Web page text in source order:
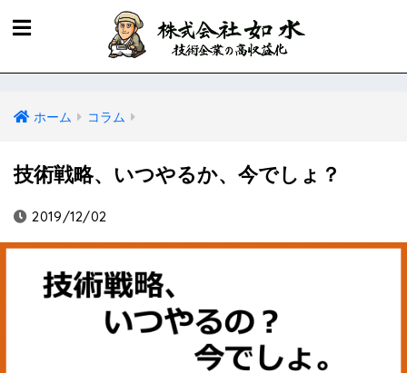
ホーム コラム
技術戦略、いつやるか、今でしょ？
2019/12/02